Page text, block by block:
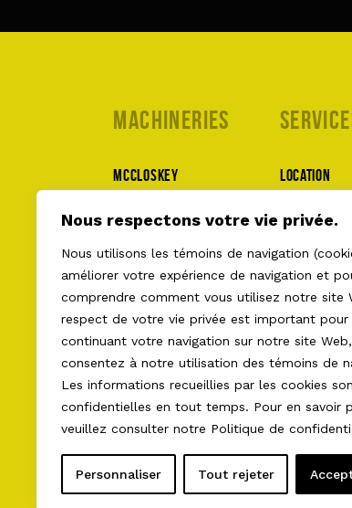
Nous respectons votre vie privée.
Nous utilisons les témoins de navigation
améliorer votre expérience de navigation et
comprendre comment vous utilisez notre site
respect de votre vie privée est important pour
continuant votre navigation sur notre site
consentez à notre utilisation des témoins de
Les informations recueillies par les cookies
confidentielles en tout temps. Pour en savoir
veuillez consulter notre Politique de
Personnaliser Tout rejeter
Machineries
McCloskey
Superior
Ecoverse
Occasions
Location
Nous
2026 © LES ÉQUIPEMENTS AULT . TOUS
NAVIGATION